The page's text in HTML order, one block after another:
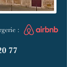
:
77